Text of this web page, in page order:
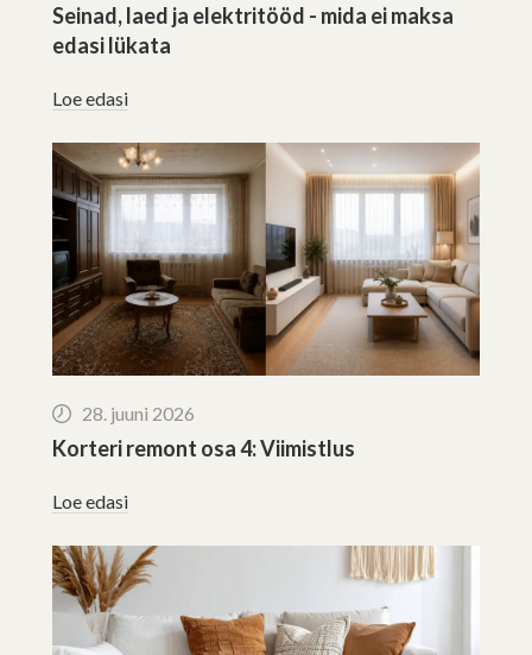
Seinad, laed ja elektritööd - mida ei maksa
edasi lükata
Loe edasi
28. juuni 2026
Korteri remont osa 4: Viimistlus
Loe edasi